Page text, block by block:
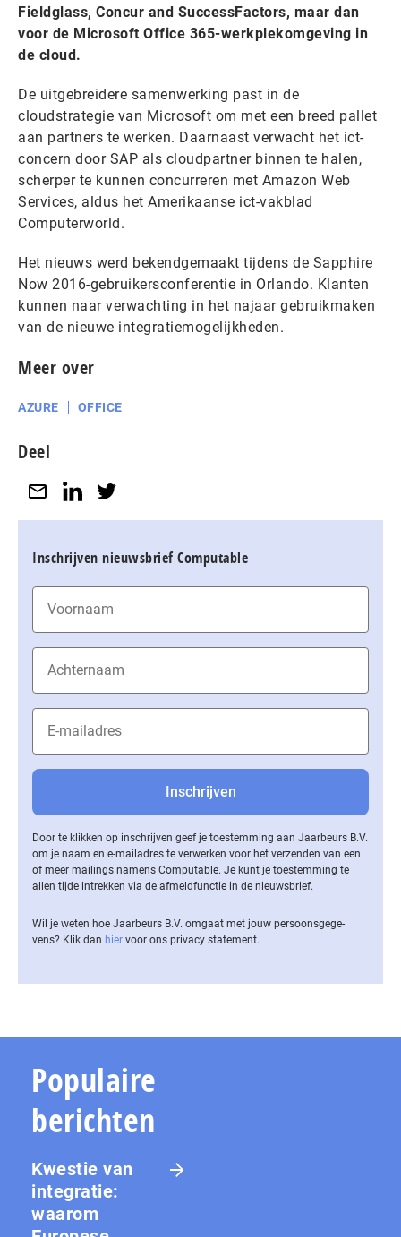
Fieldglass, Concur and SuccessFactors, maar dan
voor de Microsoft Office 365-werkplekomgeving in
de cloud.
De uitgebreidere samenwerking past in de
cloudstrategie van Microsoft om met een breed pallet
aan partners te werken. Daarnaast verwacht het ict-
concern door SAP als cloudpartner binnen te halen,
scherper te kunnen concurreren met Amazon Web
Services, aldus het Amerikaanse ict-vakblad
Computerworld.
Het nieuws werd bekendgemaakt tijdens de Sapphire
Now 2016-gebruikersconferentie in Orlando. Klanten
kunnen naar verwachting in het najaar gebruikmaken
van de nieuwe integratiemogelijkheden.
Meer over
AZURE OFFICE
Deel
Inschrijven nieuwsbrief Computable
Door te klikken op inschrijven geef je toestemming aan Jaarbeurs B.V.
om je naam en e-mailadres te verwerken voor het verzenden van een
of meer mailings namens Computable. Je kunt je toestemming te
allen tijde intrekken via de af­meld­func­tie in de nieuwsbrief.
Wil je weten hoe Jaarbeurs B.V. omgaat met jouw per­soons­ge­ge­
vens? Klik dan hier voor ons privacy statement.
Populaire
berichten
Kwestie van
integratie:
waarom